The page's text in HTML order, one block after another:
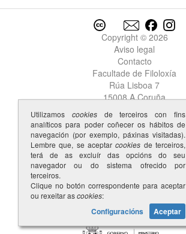
queixosa
quen
quen-quer
que-quer
quer
querela
querelar-se
querer
quiçai
Copyright © 2026
Aviso legal
Contacto
Facultade de Filoloxía
Rúa Lisboa 7
15008 A Coruña
Utilizamos cookiesde terceiros con fins
analíticos para poder coñecer os hábitos de
navegación (por exemplo, páxinas visitadas).
Lembre que, se aceptarcookies de terceiros,
terá de as excluír das opcións do seu
navegador ou do sistema ofrecido por
terceiros.
Clique no botón correspondente para aceptar
ou rexeitar ascookies:
Configuracións Aceptar